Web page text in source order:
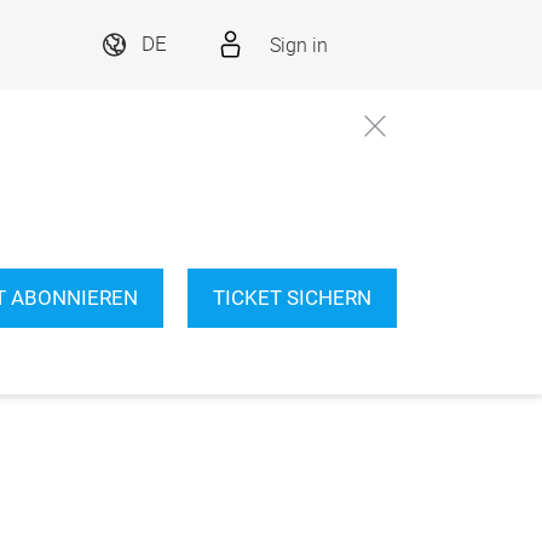
DE Sign in
ABONNIEREN TICKET SICHERN